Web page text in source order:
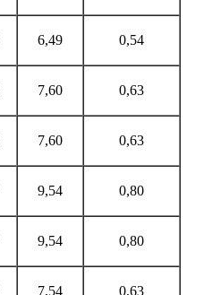
6,49 0,54
7,60 0,63
7,60 0,63
9,54 0,80
9,54 0,80
7,54 0,63